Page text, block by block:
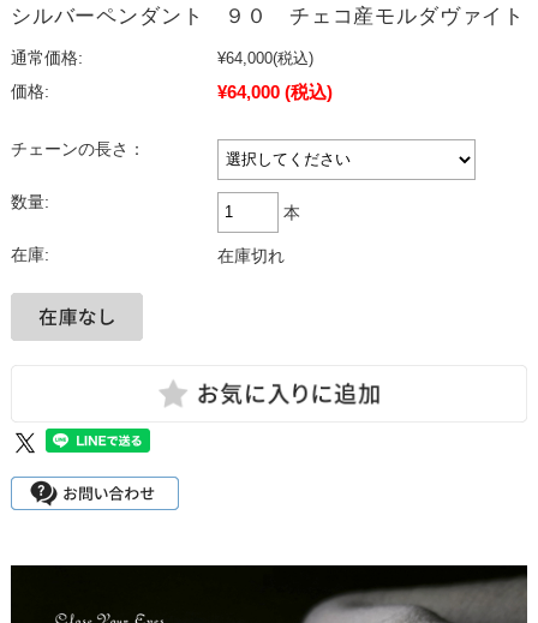
シルバーペンダント ９０ チェコ産モルダヴァイト
通常価格: ¥64,000(税込)
価格:
¥64,000 (税込)
チェーンの長さ：
数量:
本
在庫: 在庫切れ